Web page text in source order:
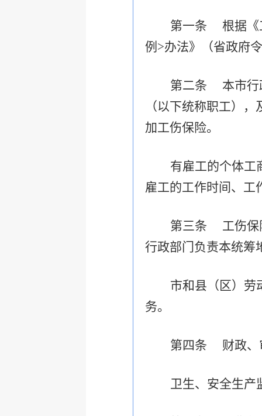
第一条 根据《
例>办法》（省政府
第二条 本市行
（以下统称职工）
加工伤保险。
有雇工的个体工
雇工的工作时间、工
第三条 工伤保
行政部门负责本统筹
市和县（区）劳
务。
第四条 财政、
卫生、安全生产